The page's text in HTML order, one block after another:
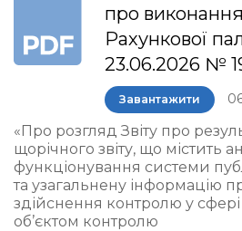
про
Рахункової
23.06.2026 №
Завантажити
«Про розгляд Звіту про
щорічного звіту, що містить
функціонування системи
та узагальнену інформацію
здійснення контролю у сфері
об’єктом контролю